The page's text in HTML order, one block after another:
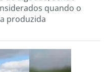
quando o
produzida